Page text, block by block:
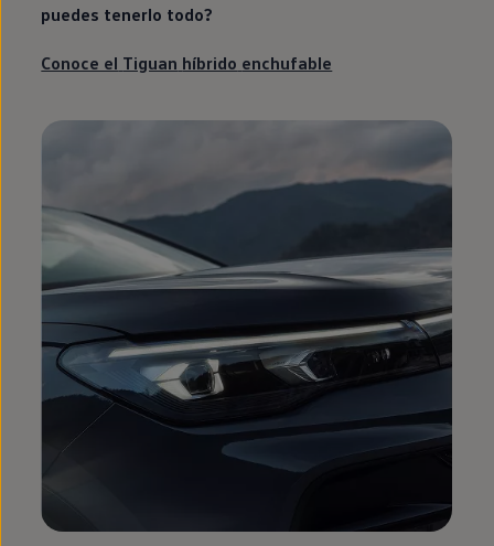
puedes tenerlo todo?
Conoce el Tiguan híbrido enchufable